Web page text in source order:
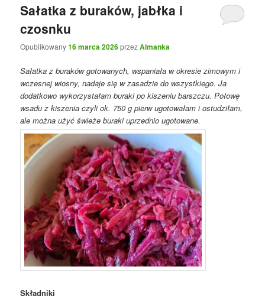
Sałatka z buraków, jabłka i
czosnku
Opublikowany16 marca 2026przezAlmanka
Sałatka z buraków gotowanych, wspaniała w okresie zimowym i
wczesnej wiosny, nadaje się w zasadzie do wszystkiego. Ja
dodatkowo wykorzystałam buraki po kiszeniu barszczu. Połowę
wsadu z kiszenia czyli ok. 750 g pierw ugotowałam i ostudziłam,
ale można użyć świeże buraki uprzednio ugotowane.
Składniki